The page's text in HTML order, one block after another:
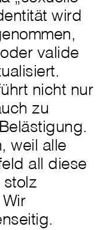
wird
valide
nicht nur
zu
weil alle
all diese